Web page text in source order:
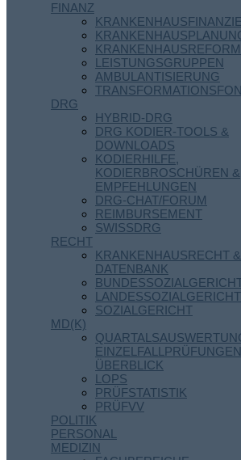
FINANZ
KRANKENHAUSREFORM
LEISTUNGSGRUPPEN
AMBULANTISIERUNG
DRG
HYBRID-DRG
DRG KODIER-TOOLS &
DOWNLOADS
KODIERHILFE,
KODIERBROSCHÜREN &
EMPFEHLUNGEN
DRG-CHAT/FORUM
REIMBURSEMENT
SWISSDRG
RECHT
KRANKENHAUSRECHT
DATENBANK
LANDESSOZIALGERICHT
SOZIALGERICHT
MD(K)
ÜBERBLICK
LOPS
PRÜFSTATISTIK
PRÜFVV
POLITIK
PERSONAL
MEDIZIN